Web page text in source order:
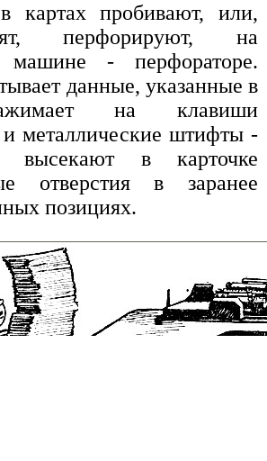
картах пробивают, или,
перфорируют, на
машине - перфораторе.
данные, указанные в
на клавиши
и металлические штифты -
в карточке
отверстия в заранее
позициях.